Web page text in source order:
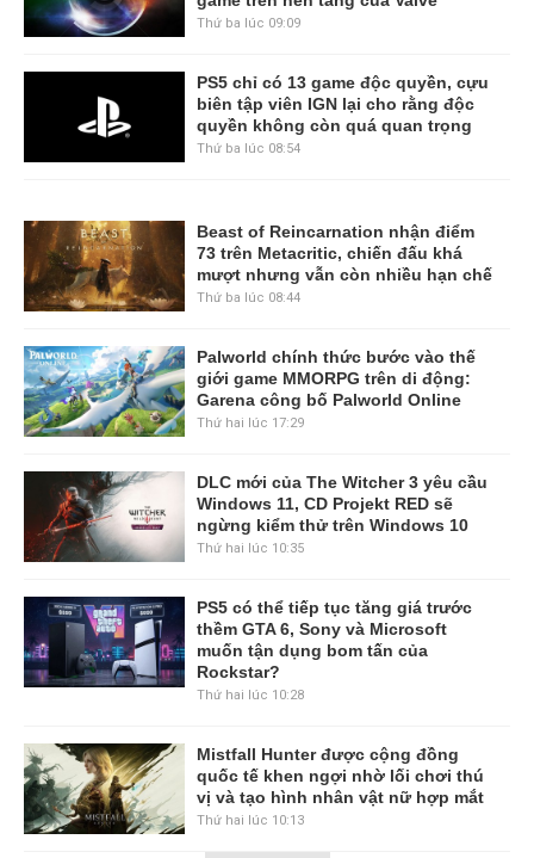
Thứ ba lúc 09:09
PS5 chỉ có 13 game độc quyền, cựu
biên tập viên IGN lại cho rằng độc
quyền không còn quá quan trọng
Thứ ba lúc 08:54
Beast of Reincarnation nhận điểm
73 trên Metacritic, chiến đấu khá
mượt nhưng vẫn còn nhiều hạn chế
Thứ ba lúc 08:44
Palworld chính thức bước vào thế
giới game MMORPG trên di động:
Garena công bố Palworld Online
Thứ hai lúc 17:29
DLC mới của The Witcher 3 yêu cầu
Windows 11, CD Projekt RED sẽ
ngừng kiểm thử trên Windows 10
Thứ hai lúc 10:35
PS5 có thể tiếp tục tăng giá trước
thềm GTA 6, Sony và Microsoft
muốn tận dụng bom tấn của
Rockstar?
Thứ hai lúc 10:28
Mistfall Hunter được cộng đồng
quốc tế khen ngợi nhờ lối chơi thú
vị và tạo hình nhân vật nữ hợp mắt
Thứ hai lúc 10:13